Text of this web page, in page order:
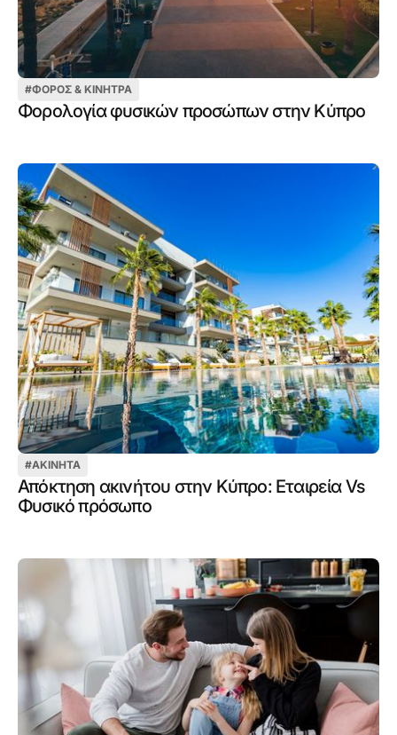
#ΦΌΡΟΣ & ΚΊΝΗΤΡΑ
Φορολογία φυσικών προσώπων στην Κύπρο
#ΑΚΊΝΗΤΑ
Απόκτηση ακινήτου στην Κύπρο: Εταιρεία Vs
Φυσικό πρόσωπο